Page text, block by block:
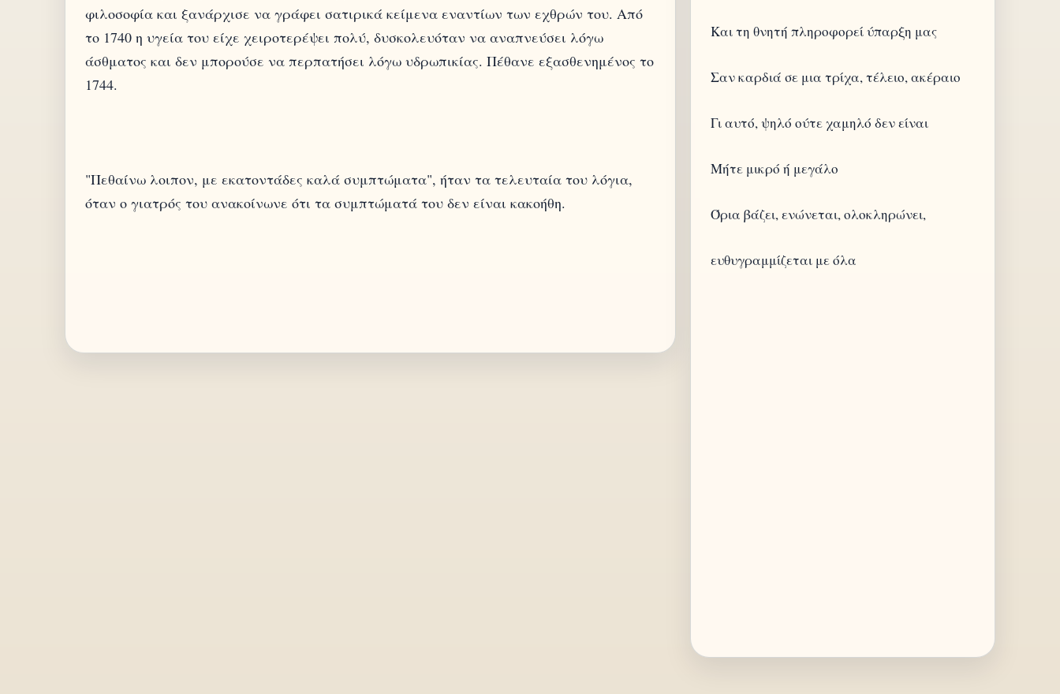
φιλοσοφία και ξανάρχισε να γράφει σατιρικά κείμενα εναντίων των εχθρών του. Από
το 1740 η υγεία του είχε χειροτερέψει πολύ, δυσκολευόταν να αναπνεύσει λόγω
άσθματος και δεν μπορούσε να περπατήσει λόγω υδρωπικίας. Πέθανε εξασθενημένος το
"Πεθαίνω λοιπον, με εκατοντάδες καλά συμπτώματα", ήταν τα τελευταία του λόγια,
όταν ο γιατρός του ανακοίνωνε ότι τα συμπτώματά του δεν είναι κακοήθη.
Και τη θνητή πληροφορεί ύπαρξη μας
Σαν καρδιά σε μια τρίχα, τέλειο, ακέραιο
Γι αυτό, ψηλό ούτε χαμηλό δεν είναι
Μήτε μικρό ή μεγάλο
Όρια βάζει, ενώνεται, ολοκληρώνει,